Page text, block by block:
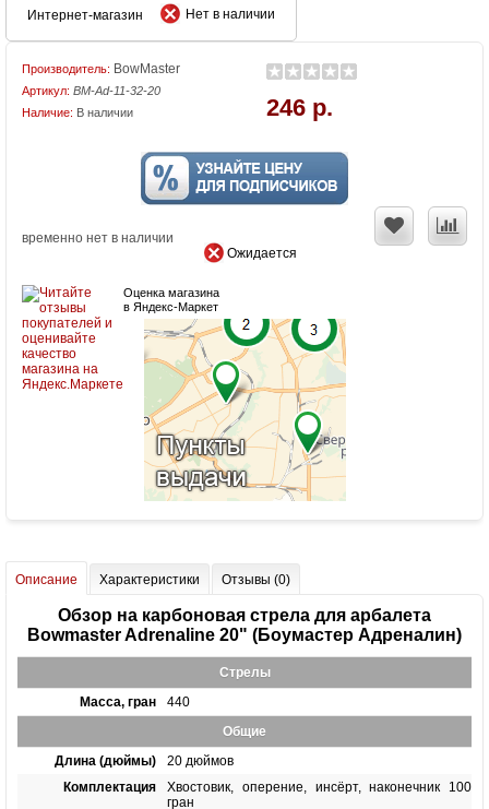
Интернет-магазин Нет в наличии
Производитель: BowMaster
Артикул: BM-Ad-11-32-20
Наличие: В наличии 246 р.
временно нет в наличии
Ожидается
Оценка магазина
в Яндекс-Маркет
Описание Характеристики Отзывы (0)
Обзор на карбоновая стрела для арбалета
Bowmaster Adrenaline 20" (Боумастер Адреналин)
Стрелы
Масса, гран
440
Общие
Длина (дюймы)
20 дюймов
Комплектация
Хвостовик, оперение, инсёрт, наконечник 100
гран